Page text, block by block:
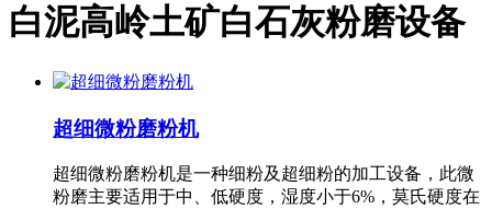
白泥高岭土矿白石灰粉磨设备
超细微粉磨粉机
超细微粉磨粉机是一种细粉及超细粉的加工设备，此微
粉磨主要适用于中、低硬度，湿度小于6%，莫氏硬度在